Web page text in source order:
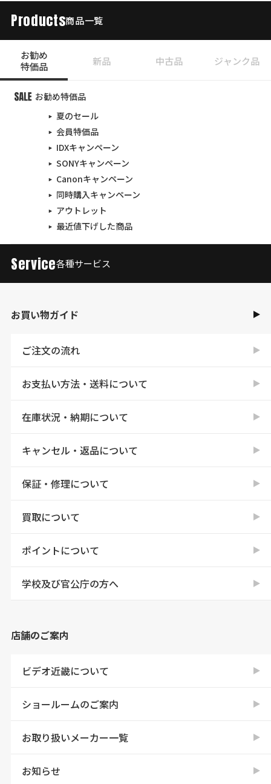
Products商品一覧
お勧め
特価品
新品 中古品 ジャンク品
お勧め特価品
夏のセール
会員特価品
IDXキャンペーン
SONYキャンペーン
Canonキャンペーン
同時購入キャンペーン
アウトレット
最近値下げした商品
Service各種サービス
お買い物ガイド
ご注文の流れ
お支払い方法・送料について
在庫状況・納期について
キャンセル・返品について
保証・修理について
買取について
ポイントについて
学校及び官公庁の方へ
店舗のご案内
ビデオ近畿について
ショールームのご案内
お取り扱いメーカー一覧
お知らせ